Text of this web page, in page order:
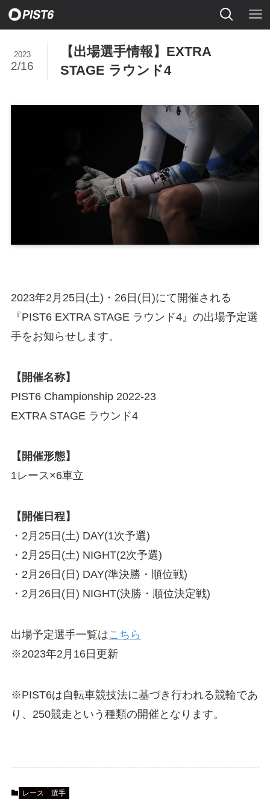
【出場選手情報】EXTRA
STAGE ラウンド4
2023
2/16
2023年2月25日(土)・26日(日)にて開催される
『PIST6 EXTRA STAGE ラウンド4』の出場予定選
手をお知らせします。
【開催名称】
PIST6 Championship 2022-23
EXTRA STAGE ラウンド4
【開催形態】
1レース×6車立
【開催日程】
・2月25日(土) DAY(1次予選)
・2月25日(土) NIGHT(2次予選)
・2月26日(日) DAY(準決勝・順位戦)
・2月26日(日) NIGHT(決勝・順位決定戦)
出場予定選手一覧はこちら
※2023年2月16日更新
※PIST6は自転車競技法に基づき行われる競輪であ
り、250競走という種類の開催となります。
レース 選手